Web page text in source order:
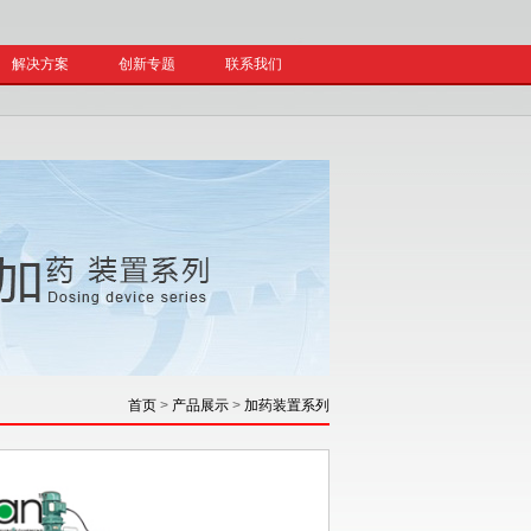
解决方案 创新专题 联系我们
首页> 产品展示> 加药装置系列